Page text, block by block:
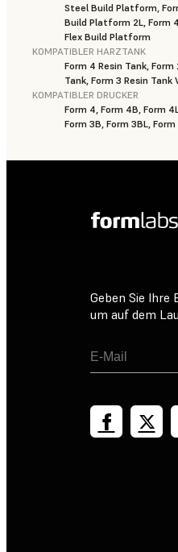
Steel Build Platform,
Build Platform 2L, Form
Flex Build Platform
KOMPATIBLER HARZTANK
Form 4 Resin Tank, Form
Tank, Form 3 Resin Tank
KOMPATIBLER DRUCKER
Form 4, Form 4B, Form
Form 3B, Form 3BL, Form
Geben Sie Ihre
um auf dem